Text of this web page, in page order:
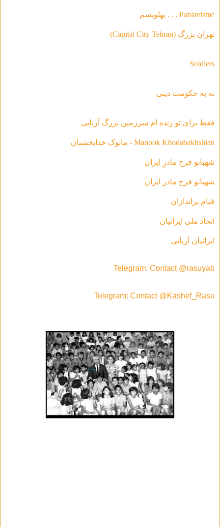
Pahlavisme . . . پهلویسم
تهران بزرگ (Capital City Tehran)
Soldiers
نه به حکومت دینی
فقط براى تو زنده ام سرزمين بزرگ آريايى
Manook Khodabakhshian - مانوک خدابخشیان
شهبانو فرح مادرِ ایران
شهبانو فرح مادر ايران
قیام براندازان
اتحاد ملی ایرانیان
ایرانیان آریایی
Telegram: Contact @rasuyab
Telegram: Contact @Kashef_Rasu